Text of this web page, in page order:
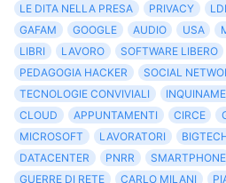
LE DITA NELLA PRESA
PRIVACY
GAFAM
GOOGLE AUDIO USA
LIBRI
LAVORO SOFTWARE LIBERO
PEDAGOGIA HACKER
SOCIAL
TECNOLOGIE CONVIVIALI
CLOUD
APPUNTAMENTI CIRCE
MICROSOFT
LAVORATORI
DATACENTER
PNRR SMARTPHONE
GUERRE DI RETE
CARLO MILANI